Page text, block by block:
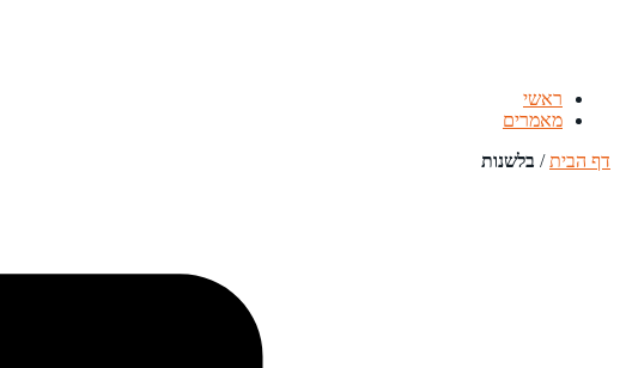
ראשי
מאמרים
דף הבית/ בלשנות